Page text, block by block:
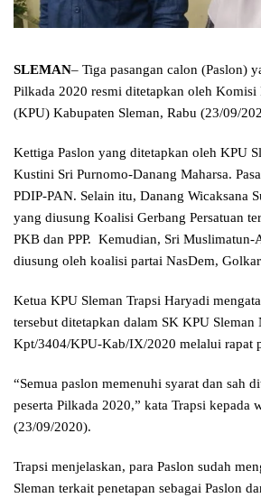
SLEMAN– Tiga pasangan calon (Paslon)
Pilkada 2020 resmi ditetapkan oleh Komisi
(KPU) Kabupaten Sleman, Rabu (23/09/
Kettiga Paslon yang ditetapkan oleh KPU
Kustini Sri Purnomo-Danang Maharsa.
PDIP-PAN. Selain itu, Danang Wicaksana
yang diusung Koalisi Gerbang Persatuan
PKB dan PPP. Kemudian, Sri Muslimatun-
diusung oleh koalisi partai NasDem,
Ketua KPU Sleman Trapsi Haryadi
tersebut ditetapkan dalam SK KPU
Kpt/3404/KPU-Kab/IX/2020 melalui rapat
“Semua paslon memenuhi syarat dan sah
peserta Pilkada 2020,” kata Trapsi kepada
(23/09/2020).
Trapsi menjelaskan, para Paslon sudah
Sleman terkait penetapan sebagai Paslon